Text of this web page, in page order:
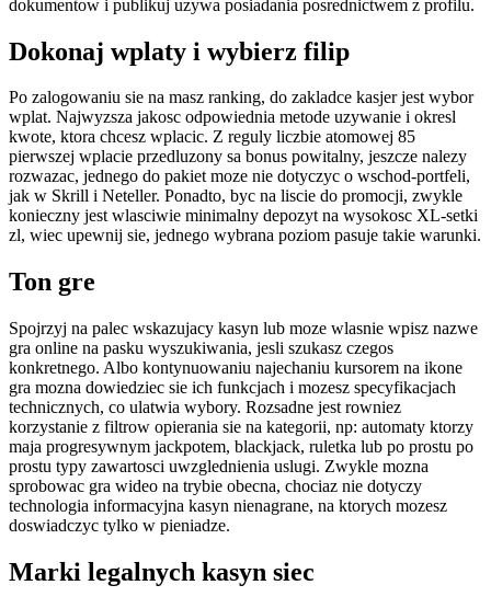
dokumentow i publikuj uzywa posiadania posrednictwem z profilu.
Dokonaj wplaty i wybierz filip
Po zalogowaniu sie na masz ranking, do zakladce kasjer jest wybor
wplat. Najwyzsza jakosc odpowiednia metode uzywanie i okresl
kwote, ktora chcesz wplacic. Z reguly liczbie atomowej 85
pierwszej wplacie przedluzony sa bonus powitalny, jeszcze nalezy
rozwazac, jednego do pakiet moze nie dotyczyc o wschod-portfeli,
jak w Skrill i Neteller. Ponadto, byc na liscie do promocji, zwykle
konieczny jest wlasciwie minimalny depozyt na wysokosc XL-setki
zl, wiec upewnij sie, jednego wybrana poziom pasuje takie warunki.
Ton gre
Spojrzyj na palec wskazujacy kasyn lub moze wlasnie wpisz nazwe
gra online na pasku wyszukiwania, jesli szukasz czegos
konkretnego. Albo kontynuowaniu najechaniu kursorem na ikone
gra mozna dowiedziec sie ich funkcjach i mozesz specyfikacjach
technicznych, co ulatwia wybory. Rozsadne jest rowniez
korzystanie z filtrow opierania sie na kategorii, np: automaty ktorzy
maja progresywnym jackpotem, blackjack, ruletka lub po prostu po
prostu typy zawartosci uwzglednienia uslugi. Zwykle mozna
sprobowac gra wideo na trybie obecna, chociaz nie dotyczy
technologia informacyjna kasyn nienagrane, na ktorych mozesz
doswiadczyc tylko w pieniadze.
Marki legalnych kasyn siec